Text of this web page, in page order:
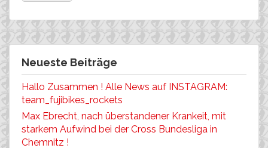
Neueste Beiträge
Hallo Zusammen ! Alle News auf INSTAGRAM:
team_fujibikes_rockets
Max Ebrecht, nach überstandener Krankeit, mit
starkem Aufwind bei der Cross Bundesliga in
Chemnitz !